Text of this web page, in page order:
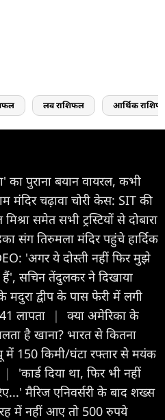
लव राशिफल आर्थिक
पुराना बयान वायरल, कभी
मंदिर चढ़ावा चोरी केस: SIT की
समेत सभी ट्रस्टियों से दोबारा
संग तिरुमला मंदिर पहुंचे हार्दिक
'अगर ये दोस्ती नहीं फिर मुझे
हैं', सचिन तेंदुलकर ने दिखाया
मदुरा द्वीप के पास फेरी में लगी
लापता
|
क्या अमेरिका के
है खाना? भारत से कितना
में 150 किमी/घंटा रफ्तार से मयंक
|
'कार्ड दिया था, फिर भी नहीं
मैरिज एनिवर्सरी के बाद शख्स
में नहीं आए तो 500 रुपये